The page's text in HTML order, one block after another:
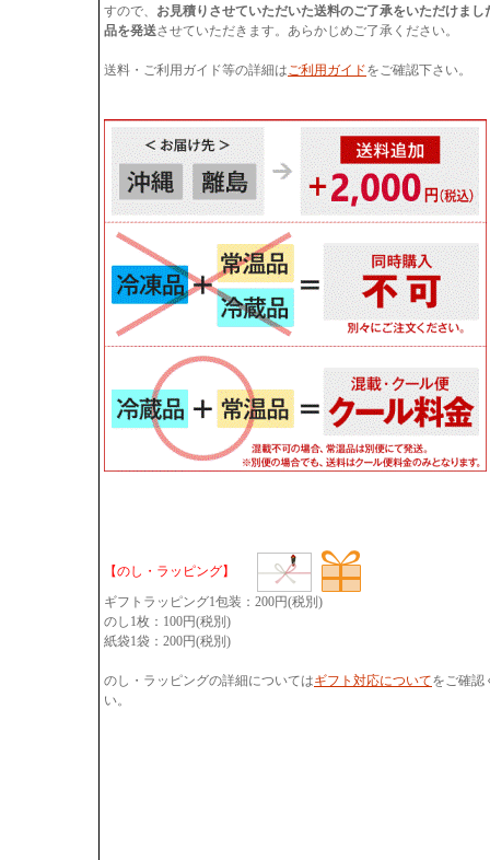
すので、 お見積りさせていただいた送料のご了承をいただけまし
品を発送させていただきます。あらかじめご了承ください。
送料・ご利用ガイド等の詳細はご利用ガイドをご確認下さい。
【のし・ラッピング】
ギフトラッピング1包装：200円(税別)
のし1枚：100円(税別)
紙袋1袋：200円(税別)
のし・ラッピングの詳細についてはギフト対応についてをご確認
い。